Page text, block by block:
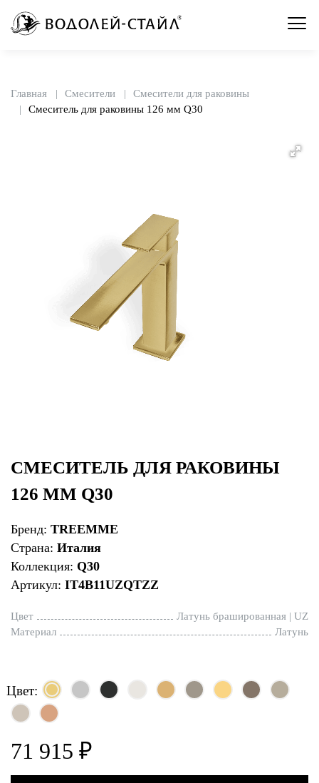
Главная Смесители
Смесители для раковины
Смеситель для раковины 126 мм Q30
СМЕСИТЕЛЬ ДЛЯ РАКОВИНЫ
126 ММ Q30
Бренд: TREEMME
Страна: Италия
Коллекция: Q30
Артикул: IT4B11UZQTZZ
Цвет
Латунь брашированная | UZ
Материал
Латунь
Цвет:
71 915 ₽